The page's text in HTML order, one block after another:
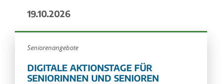
19.10.2026
Seniorenangebote
DIGITALE AKTIONSTAGE FÜR
SENIORINNEN UND SENIOREN